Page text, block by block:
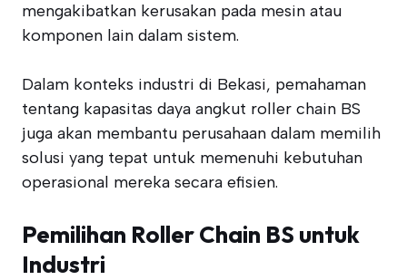
mengakibatkan kerusakan pada mesin atau
komponen lain dalam sistem.
Dalam konteks industri di Bekasi, pemahaman
tentang kapasitas daya angkut roller chain BS
juga akan membantu perusahaan dalam memilih
solusi yang tepat untuk memenuhi kebutuhan
operasional mereka secara efisien.
Pemilihan Roller Chain BS untuk
Industri